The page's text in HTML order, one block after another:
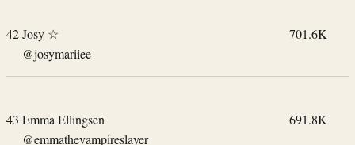
42Josy ☆
@josymariiee
701.6K
43 Emma Ellingsen
@emmathevampireslayer
691.8K